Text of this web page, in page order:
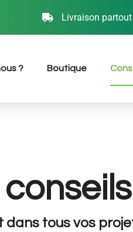
Livraison partout
? Boutique
tous vos